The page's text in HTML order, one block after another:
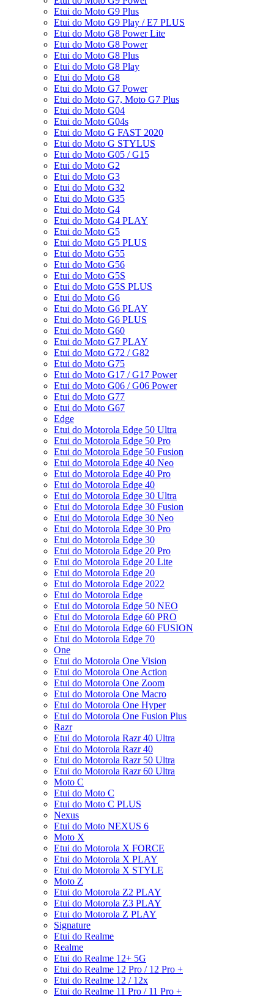
Etui do Moto G9 Plus
Etui do Moto G9 Play / E7 PLUS
Etui do Moto G8 Power Lite
Etui do Moto G8 Power
Etui do Moto G8 Plus
Etui do Moto G8 Play
Etui do Moto G8
Etui do Moto G7 Power
Etui do Moto G7, Moto G7 Plus
Etui do Moto G04
Etui do Moto G04s
Etui do Moto G FAST 2020
Etui do Moto G STYLUS
Etui do Moto G05 / G15
Etui do Moto G2
Etui do Moto G3
Etui do Moto G32
Etui do Moto G35
Etui do Moto G4
Etui do Moto G4 PLAY
Etui do Moto G5
Etui do Moto G5 PLUS
Etui do Moto G55
Etui do Moto G56
Etui do Moto G5S
Etui do Moto G5S PLUS
Etui do Moto G6
Etui do Moto G6 PLAY
Etui do Moto G6 PLUS
Etui do Moto G60
Etui do Moto G7 PLAY
Etui do Moto G72 / G82
Etui do Moto G75
Etui do Moto G17 / G17 Power
Etui do Moto G06 / G06 Power
Etui do Moto G77
Etui do Moto G67
Edge
Etui do Motorola Edge 50 Ultra
Etui do Motorola Edge 50 Pro
Etui do Motorola Edge 50 Fusion
Etui do Motorola Edge 40 Neo
Etui do Motorola Edge 40 Pro
Etui do Motorola Edge 40
Etui do Motorola Edge 30 Ultra
Etui do Motorola Edge 30 Fusion
Etui do Motorola Edge 30 Neo
Etui do Motorola Edge 30 Pro
Etui do Motorola Edge 30
Etui do Motorola Edge 20 Pro
Etui do Motorola Edge 20 Lite
Etui do Motorola Edge 20
Etui do Motorola Edge 2022
Etui do Motorola Edge
Etui do Motorola Edge 50 NEO
Etui do Motorola Edge 60 PRO
Etui do Motorola Edge 60 FUSION
Etui do Motorola Edge 70
One
Etui do Motorola One Vision
Etui do Motorola One Action
Etui do Motorola One Zoom
Etui do Motorola One Macro
Etui do Motorola One Hyper
Etui do Motorola One Fusion Plus
Razr
Etui do Motorola Razr 40 Ultra
Etui do Motorola Razr 40
Etui do Motorola Razr 50 Ultra
Etui do Motorola Razr 60 Ultra
Moto C
Etui do Moto C
Etui do Moto C PLUS
Nexus
Etui do Moto NEXUS 6
Moto X
Etui do Motorola X FORCE
Etui do Motorola X PLAY
Etui do Motorola X STYLE
Moto Z
Etui do Motorola Z2 PLAY
Etui do Motorola Z3 PLAY
Etui do Motorola Z PLAY
Signature
Etui do Realme
Realme
Etui do Realme 12+ 5G
Etui do Realme 12 Pro / 12 Pro +
Etui do Realme 12 / 12x
Etui do Realme 11 Pro / 11 Pro +